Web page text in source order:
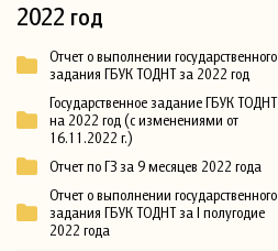
2022 год
Отчет о выполнении государственного
задания ГБУК ТОДНТ за 2022 год
Государственное задание ГБУК ТОДНТ
на 2022 год (с изменениями от
16.11.2022 г.)
Отчет по ГЗ за 9 месяцев 2022 года
Отчет о выполнении государственного
задания ГБУК ТОДНТ за I полугодие
2022 года